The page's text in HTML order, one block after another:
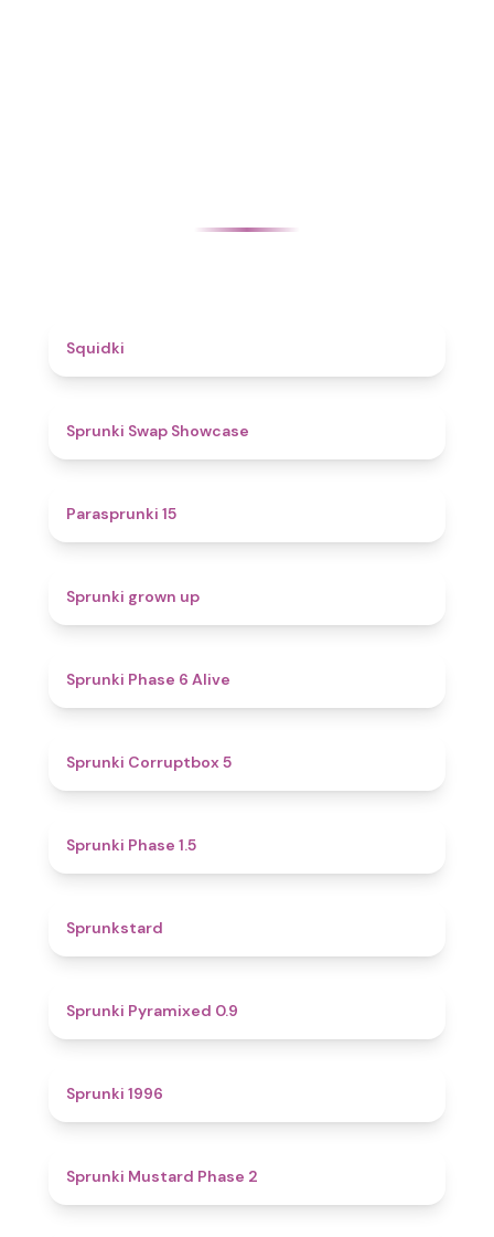
Squidki
Sprunki Swap Showcase
Parasprunki 15
Sprunki grown up
Sprunki Phase 6 Alive
Sprunki Corruptbox 5
Sprunki Phase 1.5
Sprunkstard
Sprunki Pyramixed 0.9
Sprunki 1996
Sprunki Mustard Phase 2